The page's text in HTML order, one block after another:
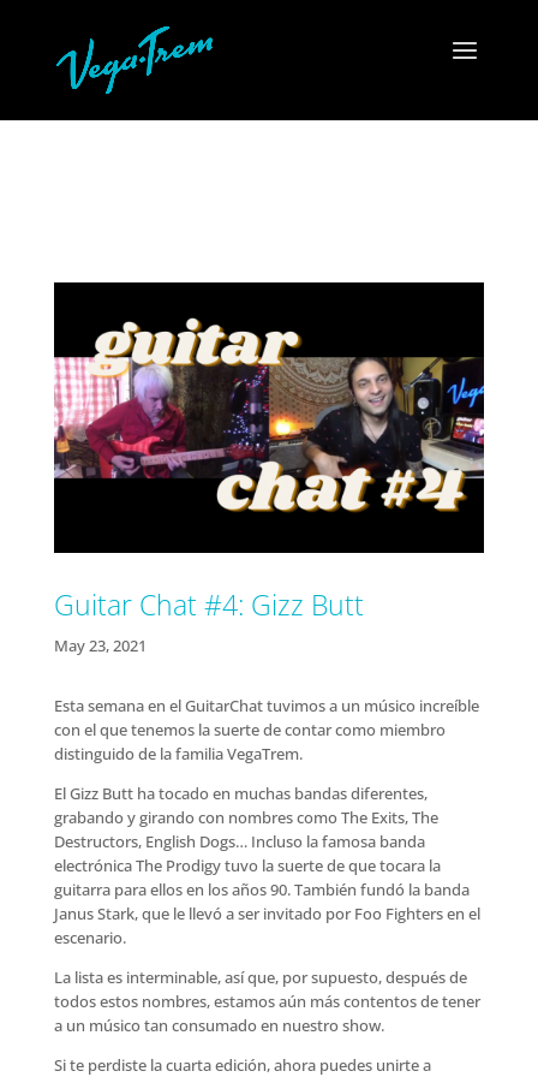
Guitar Chat #4: Gizz Butt
May 23, 2021
Esta semana en el GuitarChat tuvimos a un músico increíble
con el que tenemos la suerte de contar como miembro
distinguido de la familia VegaTrem.
El Gizz Butt ha tocado en muchas bandas diferentes,
grabando y girando con nombres como The Exits, The
Destructors, English Dogs… Incluso la famosa banda
electrónica The Prodigy tuvo la suerte de que tocara la
guitarra para ellos en los años 90. También fundó la banda
Janus Stark, que le llevó a ser invitado por Foo Fighters en el
escenario.
La lista es interminable, así que, por supuesto, después de
todos estos nombres, estamos aún más contentos de tener
a un músico tan consumado en nuestro show.
Si te perdiste la cuarta edición, ahora puedes unirte a